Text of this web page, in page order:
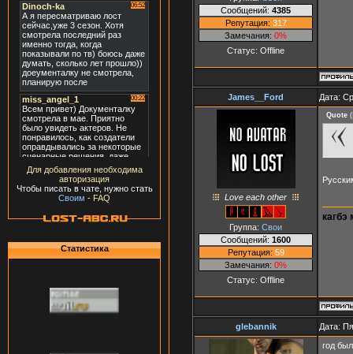
Для добавления необходима
авторизация
Чтобы писать в чате, нужно стать
Своим - FAQ
Статистика
Сообщений: 4385
Репутация: 317
Замечания: 0%
Статус: Offline
James__Ford Дата:
Love each other
Группа: Свои
Сообщений: 1600
Репутация: 59
Замечания: 0%
Статус: Offline
Quote (
кагбэ
glebannik Дата:
год